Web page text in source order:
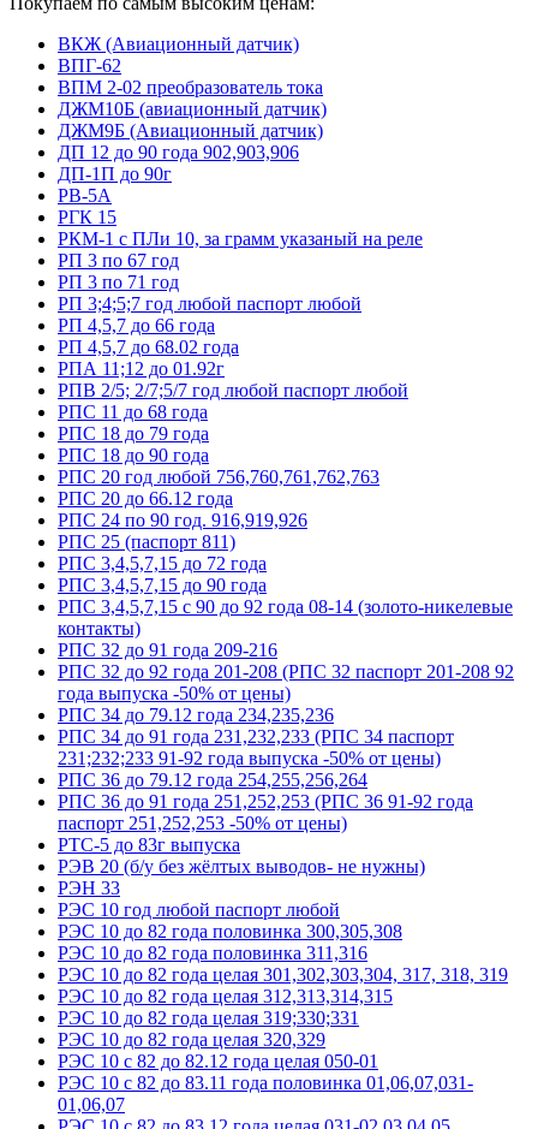
ВКЖ (Авиационный датчик)
ВПГ-62
ВПМ 2-02 преобразователь тока
ДЖМ10Б (авиационный датчик)
ДЖМ9Б (Авиационный датчик)
ДП 12 до 90 года 902,903,906
ДП-1П до 90г
РВ-5А
РГК 15
РКМ-1 с ПЛи 10, за грамм указаный на реле
РП 3 по 67 год
РП 3 по 71 год
РП 3;4;5;7 год любой паспорт любой
РП 4,5,7 до 66 года
РП 4,5,7 до 68.02 года
РПА 11;12 до 01.92г
РПВ 2/5; 2/7;5/7 год любой паспорт любой
РПС 11 до 68 года
РПС 18 до 79 года
РПС 18 до 90 года
РПС 20 год любой 756,760,761,762,763
РПС 20 до 66.12 года
РПС 24 по 90 год. 916,919,926
РПС 25 (паспорт 811)
РПС 3,4,5,7,15 до 72 года
РПС 3,4,5,7,15 до 90 года
РПС 3,4,5,7,15 с 90 до 92 года 08-14 (золото-никелевые
контакты)
РПС 32 до 91 года 209-216
РПС 32 до 92 года 201-208 (РПС 32 паспорт 201-208 92
года выпуска -50% от цены)
РПС 34 до 79.12 года 234,235,236
РПС 34 до 91 года 231,232,233 (РПС 34 паспорт
231;232;233 91-92 года выпуска -50% от цены)
РПС 36 до 79.12 года 254,255,256,264
РПС 36 до 91 года 251,252,253 (РПС 36 91-92 года
паспорт 251,252,253 -50% от цены)
РТС-5 до 83г выпуска
РЭВ 20 (б/у без жёлтых выводов- не нужны)
РЭН 33
РЭС 10 год любой паспорт любой
РЭС 10 до 82 года половинка 300,305,308
РЭС 10 до 82 года половинка 311,316
РЭС 10 до 82 года целая 301,302,303,304, 317, 318, 319
РЭС 10 до 82 года целая 312,313,314,315
РЭС 10 до 82 года целая 319;330;331
РЭС 10 до 82 года целая 320,329
РЭС 10 с 82 до 82.12 года целая 050-01
РЭС 10 с 82 до 83.11 года половинка 01,06,07,031-
01,06,07